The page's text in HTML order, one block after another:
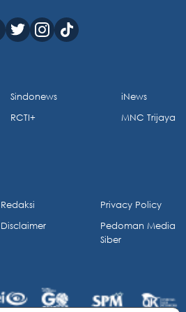
Sindonews
RCTI+
iNews
MNC Trijaya
Redaksi
Disclaimer
Privacy Policy
Pedoman Media
Siber